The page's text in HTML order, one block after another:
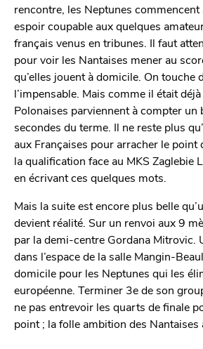
rencontre, les Neptunes
espoir coupable aux quelques
français venus en tribunes. Il faut
pour voir les Nantaises mener au
qu’elles jouent à domicile. On touche
l’impensable. Mais comme il était
Polonaises parviennent à compter un
secondes du terme. Il ne reste plus
aux Françaises pour arracher le point
la qualification face au MKS Zaglebie
en écrivant ces quelques mots.
Mais la suite est encore plus belle
devient réalité. Sur un renvoi aux 9
par la demi-centre Gordana Mitrovic.
dans l’espace de la salle Mangin-
domicile pour les Neptunes qui les
européenne. Terminer 3e de son
ne pas entrevoir les quarts de finale
point ; la folle ambition des Nantaises